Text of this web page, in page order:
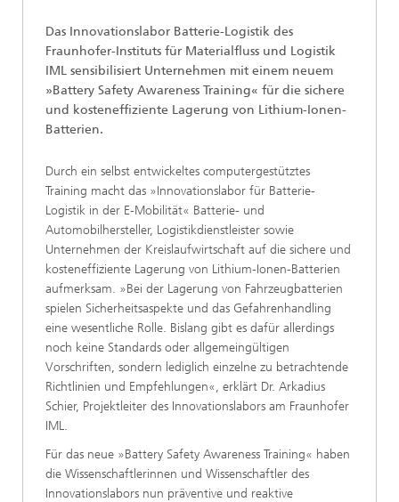
Das Innovationslabor Batterie-Logistik des
Fraunhofer-Instituts für Materialfluss und Logistik
IML sensibilisiert Unternehmen mit einem neuem
»Battery Safety Awareness Training« für die sichere
und kosteneffiziente Lagerung von Lithium-Ionen-
Batterien.
Durch ein selbst entwickeltes computergestütztes
Training macht das »Innovationslabor für Batterie-
Logistik in der E-Mobilität« Batterie- und
Automobilhersteller, Logistikdienstleister sowie
Unternehmen der Kreislaufwirtschaft auf die sichere und
kosteneffiziente Lagerung von Lithium-Ionen-Batterien
aufmerksam. »Bei der Lagerung von Fahrzeugbatterien
spielen Sicherheitsaspekte und das Gefahrenhandling
eine wesentliche Rolle. Bislang gibt es dafür allerdings
noch keine Standards oder allgemeingültigen
Vorschriften, sondern lediglich einzelne zu betrachtende
Richtlinien und Empfehlungen«, erklärt Dr. Arkadius
Schier, Projektleiter des Innovationslabors am Fraunhofer
IML.
Für das neue »Battery Safety Awareness Training« haben
die Wissenschaftlerinnen und Wissenschaftler des
Innovationslabors nun präventive und reaktive